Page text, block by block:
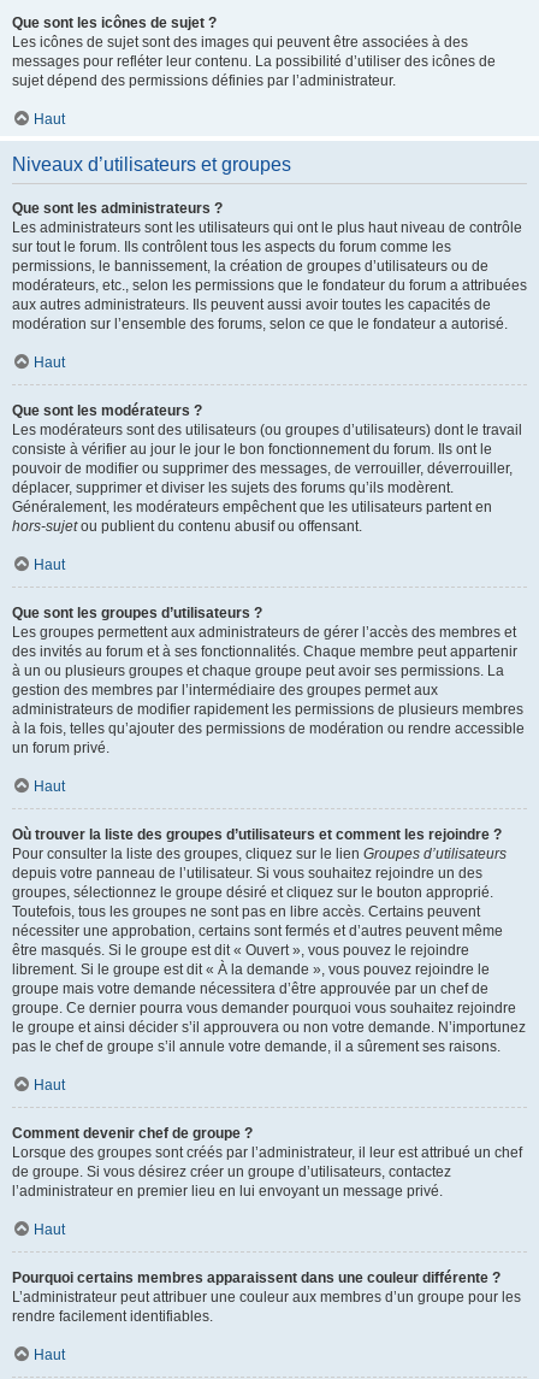
Que sont les icônes de sujet ?
Les icônes de sujet sont des images qui peuvent être associées à des
messages pour refléter leur contenu. La possibilité d’utiliser des icônes de
sujet dépend des permissions définies par l’administrateur.
Haut
Niveaux d’utilisateurs et groupes
Que sont les administrateurs ?
Les administrateurs sont les utilisateurs qui ont le plus haut niveau de contrôle
sur tout le forum. Ils contrôlent tous les aspects du forum comme les
permissions, le bannissement, la création de groupes d’utilisateurs ou de
modérateurs, etc., selon les permissions que le fondateur du forum a attribuées
aux autres administrateurs. Ils peuvent aussi avoir toutes les capacités de
modération sur l’ensemble des forums, selon ce que le fondateur a autorisé.
Haut
Que sont les modérateurs ?
Les modérateurs sont des utilisateurs (ou groupes d’utilisateurs) dont le travail
consiste à vérifier au jour le jour le bon fonctionnement du forum. Ils ont le
pouvoir de modifier ou supprimer des messages, de verrouiller, déverrouiller,
déplacer, supprimer et diviser les sujets des forums qu’ils modèrent.
Généralement, les modérateurs empêchent que les utilisateurs partent en
hors-sujetou publient du contenu abusif ou offensant.
Haut
Que sont les groupes d’utilisateurs ?
Les groupes permettent aux administrateurs de gérer l’accès des membres et
des invités au forum et à ses fonctionnalités. Chaque membre peut appartenir
à un ou plusieurs groupes et chaque groupe peut avoir ses permissions. La
gestion des membres par l’intermédiaire des groupes permet aux
administrateurs de modifier rapidement les permissions de plusieurs membres
à la fois, telles qu’ajouter des permissions de modération ou rendre accessible
un forum privé.
Haut
Où trouver la liste des groupes d’utilisateurs et comment les rejoindre ?
Pour consulter la liste des groupes, cliquez sur le lien Groupes d’utilisateurs
depuis votre panneau de l’utilisateur. Si vous souhaitez rejoindre un des
groupes, sélectionnez le groupe désiré et cliquez sur le bouton approprié.
Toutefois, tous les groupes ne sont pas en libre accès. Certains peuvent
nécessiter une approbation, certains sont fermés et d’autres peuvent même
être masqués. Si le groupe est dit « Ouvert », vous pouvez le rejoindre
librement. Si le groupe est dit « À la demande », vous pouvez rejoindre le
groupe mais votre demande nécessitera d’être approuvée par un chef de
groupe. Ce dernier pourra vous demander pourquoi vous souhaitez rejoindre
le groupe et ainsi décider s’il approuvera ou non votre demande. N’importunez
pas le chef de groupe s’il annule votre demande, il a sûrement ses raisons.
Haut
Comment devenir chef de groupe ?
Lorsque des groupes sont créés par l’administrateur, il leur est attribué un chef
de groupe. Si vous désirez créer un groupe d’utilisateurs, contactez
l’administrateur en premier lieu en lui envoyant un message privé.
Haut
Pourquoi certains membres apparaissent dans une couleur différente ?
L’administrateur peut attribuer une couleur aux membres d’un groupe pour les
rendre facilement identifiables.
Haut